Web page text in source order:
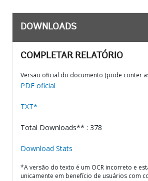
DOWNLOADS
COMPLETAR RELATÓRIO
Versão oficial do documento (pode conter
PDF oficial
TXT*
Total Downloads** : 378
Download Stats
*A versão do texto é um OCR incorreto e
unicamente em benefício de usuários com